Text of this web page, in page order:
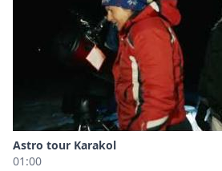
Astro tour Karakol
01:00